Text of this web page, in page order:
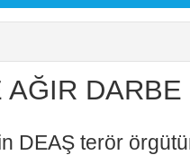
AĞIR DARBE
DEAŞ terör